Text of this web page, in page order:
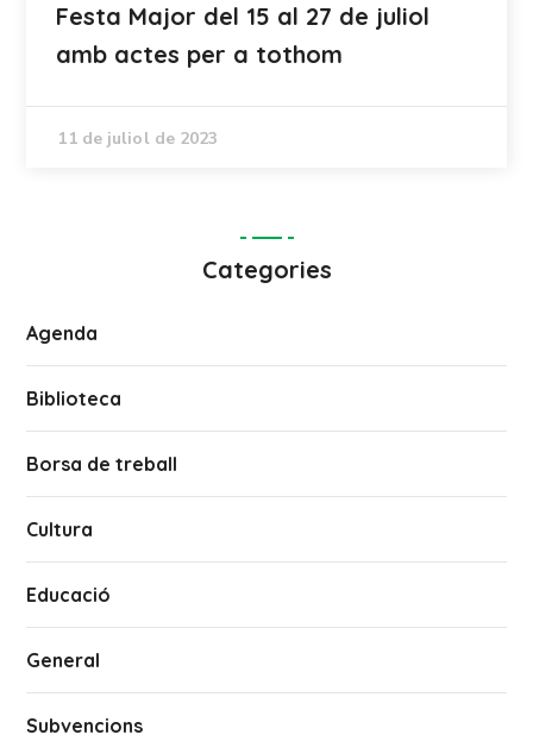
Festa Major del 15 al 27 de juliol
amb actes per a tothom
11 de juliol de 2023
Categories
Agenda
Biblioteca
Borsa de treball
Cultura
Educació
General
Subvencions